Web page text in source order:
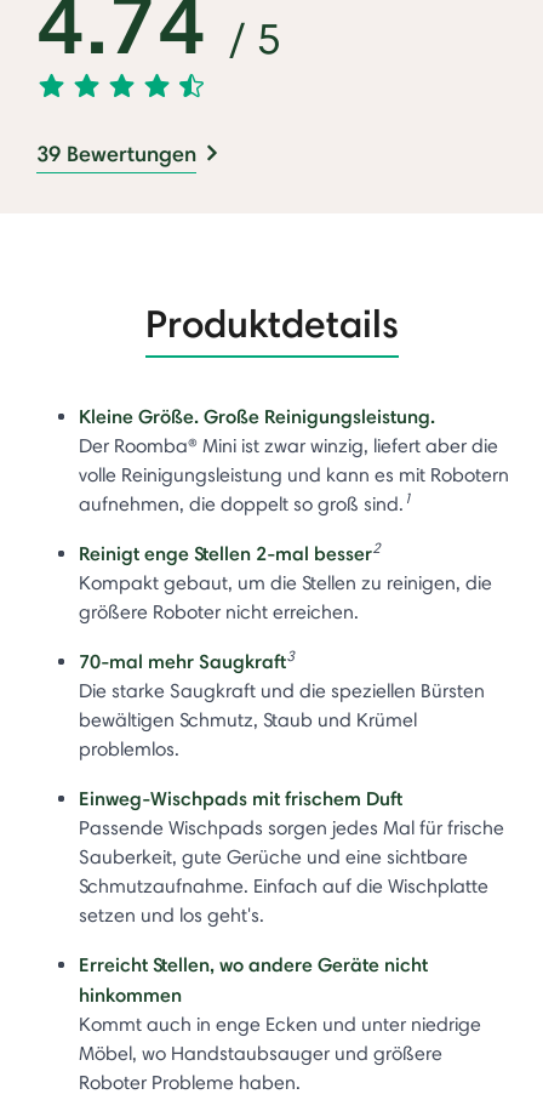
4.74 / 5
39 Bewertungen
Produktdetails
Kleine Größe. Große Reinigungsleistung.
Der Roomba® Mini ist zwar winzig, liefert aber die
volle Reinigungsleistung und kann es mit Robotern
aufnehmen, die doppelt so groß sind. 1
Reinigt enge Stellen 2-mal besser2
Kompakt gebaut, um die Stellen zu reinigen, die
größere Roboter nicht erreichen.
70-mal mehr Saugkraft3
Die starke Saugkraft und die speziellen Bürsten
bewältigen Schmutz, Staub und Krümel
problemlos.
Einweg-Wischpads mit frischem Duft
Passende Wischpads sorgen jedes Mal für frische
Sauberkeit, gute Gerüche und eine sichtbare
Schmutzaufnahme. Einfach auf die Wischplatte
setzen und los geht's.
Erreicht Stellen, wo andere Geräte nicht
hinkommen
Kommt auch in enge Ecken und unter niedrige
Möbel, wo Handstaubsauger und größere
Roboter Probleme haben.